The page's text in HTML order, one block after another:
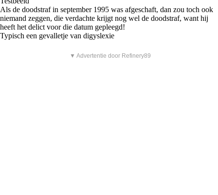
Als de doodstraf in september 1995 was afgeschaft, dan zou toch ook
niemand zeggen, die verdachte krijgt nog wel de doodstraf, want hij
heeft het delict voor die datum gepleegd!
Typisch een gevalletje van digyslexie
▼ Advertentie door Refinery89